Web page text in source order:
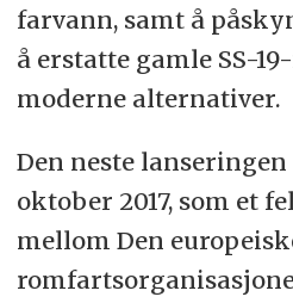
farvann, samt å
å erstatte gamle SS-
moderne alternativer.
Den neste lanseringen
oktober 2017, som et
mellom Den